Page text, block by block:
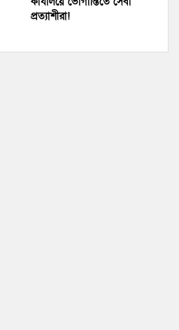
প্রত্যাশীরা!